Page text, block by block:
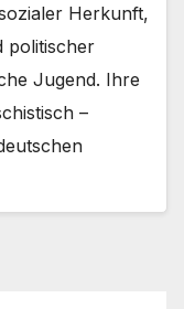
Herkunft,
politischer
Jugend. Ihre
–